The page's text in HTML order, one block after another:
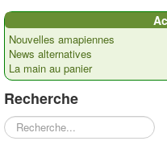
Accueil
Présentation
Actualités
Nos paysans
Commandes
Nouvelles amapiennes
News alternatives
La main au panier
Recherche
Rechercher